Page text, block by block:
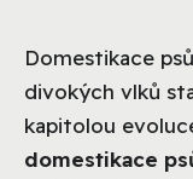
Domestikace
divokých vlků
kapitolou
domestikace